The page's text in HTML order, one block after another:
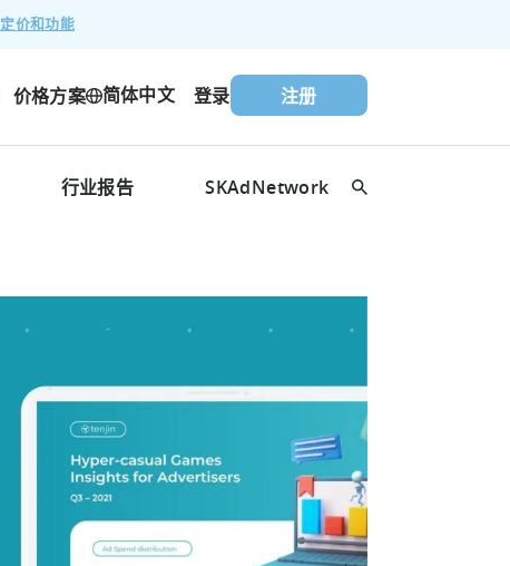
价和功能
价格方案 简体中文 登录 注册
行业报告 SKAdNetwork